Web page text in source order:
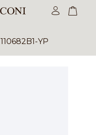
110682B1-YP